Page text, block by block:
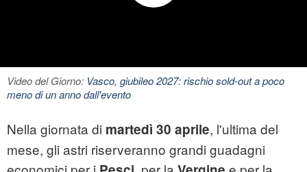
Video del Giorno: Vasco, giubileo 2027: rischio sold-out a poco
meno di un anno dall'evento
Nella giornata di martedì 30 aprile, l'ultima del
mese, gli astri riserveranno grandi guadagni